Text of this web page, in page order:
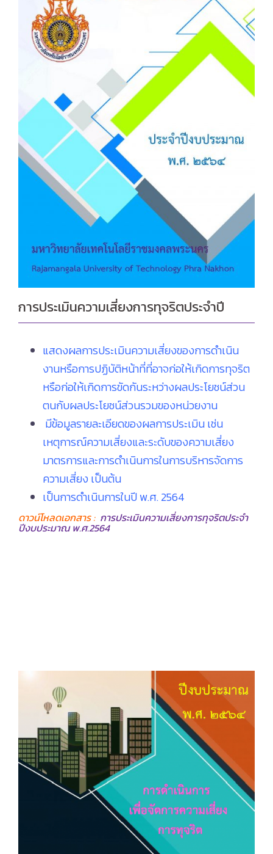
การประเมินความเสี่ยงการทุจริตประจำปี
แสดงผลการประเมินความเสี่ยงของการดำเนิน
งานหรือการปฏิบัติหน้าที่ที่อาจก่อให้เกิดการทุจริต
หรือก่อให้เกิดการขัดกันระหว่างผลประโยชน์ส่วน
ตนกับผลประโยชน์ส่วนรวมของหน่วยงาน
มีข้อมูลรายละเอียดของผลการประเมิน เช่น
เหตุการณ์ความเสี่ยงและระดับของความเสี่ยง
มาตรการและการดำเนินการในการบริหารจัดการ
ความเสี่ยง เป็นต้น
เป็นการดำเนินการในปี พ.ศ. 2564
ดาวน์โหลดเอกสาร : การประเมินความเสี่ยงการทุจริตประจำ
ปีงบประมาณ พ.ศ.2564